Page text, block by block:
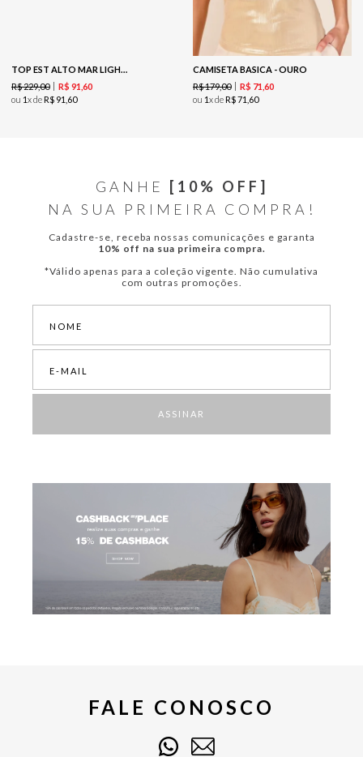
TOP EST ALTO MAR LIGHT PINK -EST ALTO MAR LIGHT PINK
R$229,00 R$ 91 60
ou 1x deR$ 91 60
CAMISETA BASICA - OURO
R$179,00 R$ 71 60
ou 1x deR$71 60
GANHE
[10% OFF]
NA SUA PRIMEIRA COMPRA!
Cadastre-se, receba nossas comunicações e garanta
10% off na sua primeira compra.
*Válido apenas para a coleção vigente. Não cumulativa
com outras promoções.
ASSINAR
FALE CONOSCO